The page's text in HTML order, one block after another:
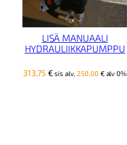
LISÄ MANUAALI
HYDRAULIIKKAPUMPPU
313,75 € sis alv,250,00 €alv 0%